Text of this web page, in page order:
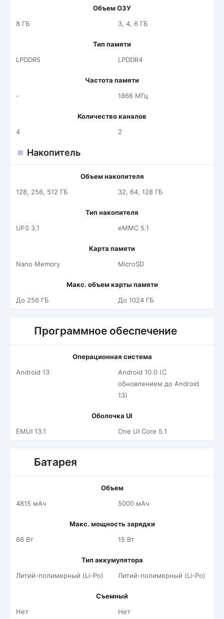
Объем ОЗУ
8 ГБ
3, 4, 6 ГБ
Тип памяти
LPDDR5
LPDDR4
Частота памяти
-
1866 МГц
Количество каналов
4
2
Накопитель
Объем накопителя
128, 256, 512 ГБ
32, 64, 128 ГБ
Тип накопителя
UFS 3.1
eMMC 5.1
Карта памяти
Nano Memory
MicroSD
Макс. объем карты памяти
До 256 ГБ
До 1024 ГБ
Программное обеспечение
Операционная система
Android 13
Android 10.0 (С
обновлением до Android
13)
Оболочка UI
EMUI 13.1
One UI Core 5.1
Батарея
Объем
4815 мАч
5000 мАч
Макс. мощность зарядки
66 Вт
15 Вт
Тип аккумулятора
Литий-полимерный (Li-Po)
Литий-полимерный (Li-Po)
Съемный
Нет
Нет